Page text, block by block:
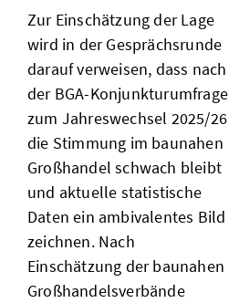
Zur Einschätzung der Lage
wird in der Gesprächsrunde
darauf verweisen, dass nach
der BGA-Konjunkturumfrage
zum Jahreswechsel 2025/26
die Stimmung im baunahen
Großhandel schwach bleibt
und aktuelle statistische
Daten ein ambivalentes Bild
zeichnen. Nach
Einschätzung der baunahen
Großhandelsverbände